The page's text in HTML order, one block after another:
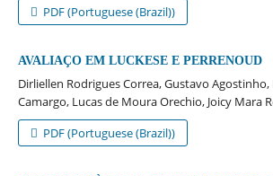
PDF (Portuguese (Brazil))
AVALIAÇO EM LUCKESE E PERRENOUD
Dirliellen Rodrigues Correa, Gustavo Agostinho,
Camargo, Lucas de Moura Orechio, Joicy Mara
PDF (Portuguese (Brazil))